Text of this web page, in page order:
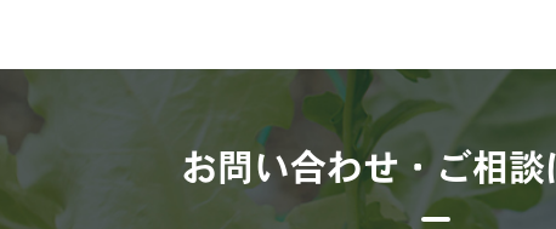
当社は、ユーザーについて、利用したサービスやソフトウエ
の履歴、検索した検索キーワード、利用日時、利用方法、利用
当該端末の通信状態、利用に際しての各種設定情報なども含
位置情報、端末の個体識別情報などの履歴情報および特性情
スを利用しまたはページを閲覧する際に収集します。
お問い合わせ・ご相談